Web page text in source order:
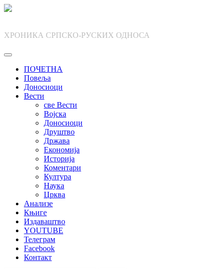
Skip
ХРОНИКА СРПСКО-РУСКИХ ОДНОСА
ПОЧЕТНА
Повеља
Доносиоци
Вести
све Вести
Војска
Доносиоци
Друштво
Држава
Економија
Историја
Коментари
Култура
Наука
Црква
Анализе
Књиге
Издаваштво
YOUTUBE
Телеграм
Facebook
Контакт